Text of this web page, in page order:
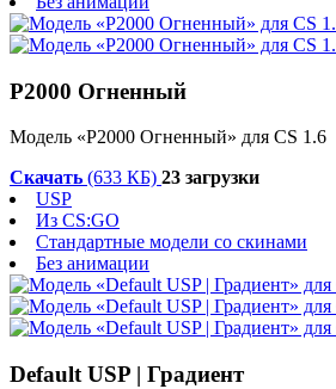
P2000 Огненный
Модель «P2000 Огненный» для CS 1.6
Скачать (633 КБ) 23 загрузки
USP
Из CS:GO
Стандартные модели со скинами
Без анимации
Default USP | Градиент